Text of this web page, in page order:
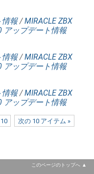
情報 /MIRACLE ZBX
アップデート情報
情報 /MIRACLE ZBX
アップデート情報
情報 /MIRACLE ZBX
アップデート情報
次の 10 アイテム »
10
このページのトップへ